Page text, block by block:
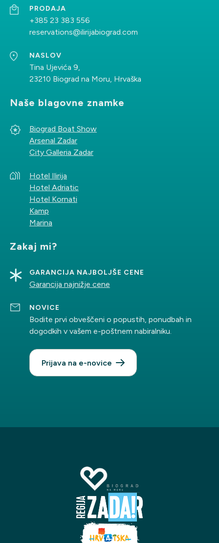
Tina Ujevića 9,
23210 Biograd na Moru, Hrvaška
PRODAJA
+385 23 383 556
reservations@ilirijabiograd.com
NASLOV
Tina Ujevića 9,
23210 Biograd na Moru, Hrvaška
Naše blagovne znamke
Biograd Boat Show
Arsenal Zadar
City Galleria Zadar
Hotel Ilirija
Hotel Adriatic
Hotel Kornati
Kamp
Marina
Zakaj mi?
GARANCIJA NAJBOLJŠE CENE
Garancija najnižje cene
NOVICE
Bodite prvi obveščeni o popustih, ponudbah in
dogodkih v vašem e-poštnem nabiralniku.
Prijava na e-novice